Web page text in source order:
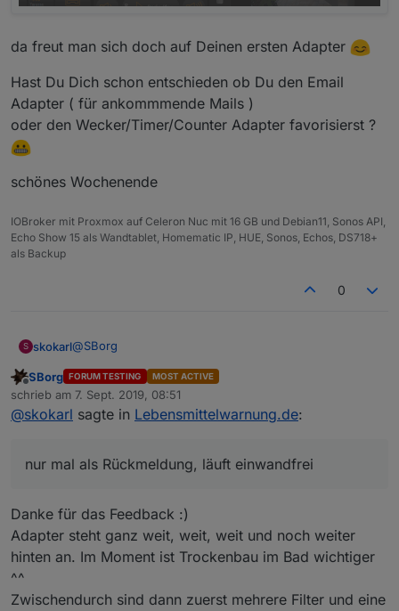
da freut man sich doch auf Deinen ersten Adapter
Hast Du Dich schon entschieden ob Du den Email
Adapter ( für ankommmende Mails )
oder den Wecker/Timer/Counter Adapter favorisierst ?
schönes Wochenende
IOBroker mit Proxmox auf Celeron Nuc mit 16 GB und Debian11, Sonos API,
Echo Show 15 als Wandtablet, Homematic IP, HUE, Sonos, Echos, DS718+
als Backup
0
S skokarl@SBorg
nur mal als Rückmeldung, läuft einwandfrei
da freut man sich doch auf Deinen ersten Adapter
Offline
SBorg FORUM TESTING MOST ACTIVE
schrieb am 7. Sept. 2019, 08:51
zuletzt editiert von
@skokarl sagte in Lebensmittelwarnung.de:
nur mal als Rückmeldung, läuft einwandfrei
Danke für das Feedback :)
Adapter steht ganz weit, weit, weit und noch weiter
hinten an. Im Moment ist Trockenbau im Bad wichtiger
^^
Zwischendurch sind dann zuerst mehrere Filter und eine